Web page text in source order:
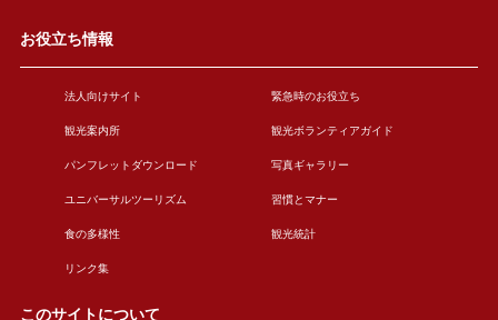
お役立ち情報
法人向けサイト 緊急時のお役立ち
観光案内所 観光ボランティアガイド
パンフレットダウンロード 写真ギャラリー
ユニバーサルツーリズム 習慣とマナー
食の多様性 観光統計
リンク集
このサイトについて